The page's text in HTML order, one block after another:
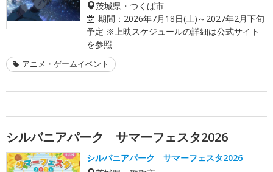
茨城県・つくば市
期間： 2026年7月18日(土)～2027年2月下旬
予定 ※上映スケジュールの詳細は公式サイト
を参照
アニメ・ゲームイベント
シルバニアパーク サマーフェスタ2026
シルバニアパーク サマーフェスタ2026